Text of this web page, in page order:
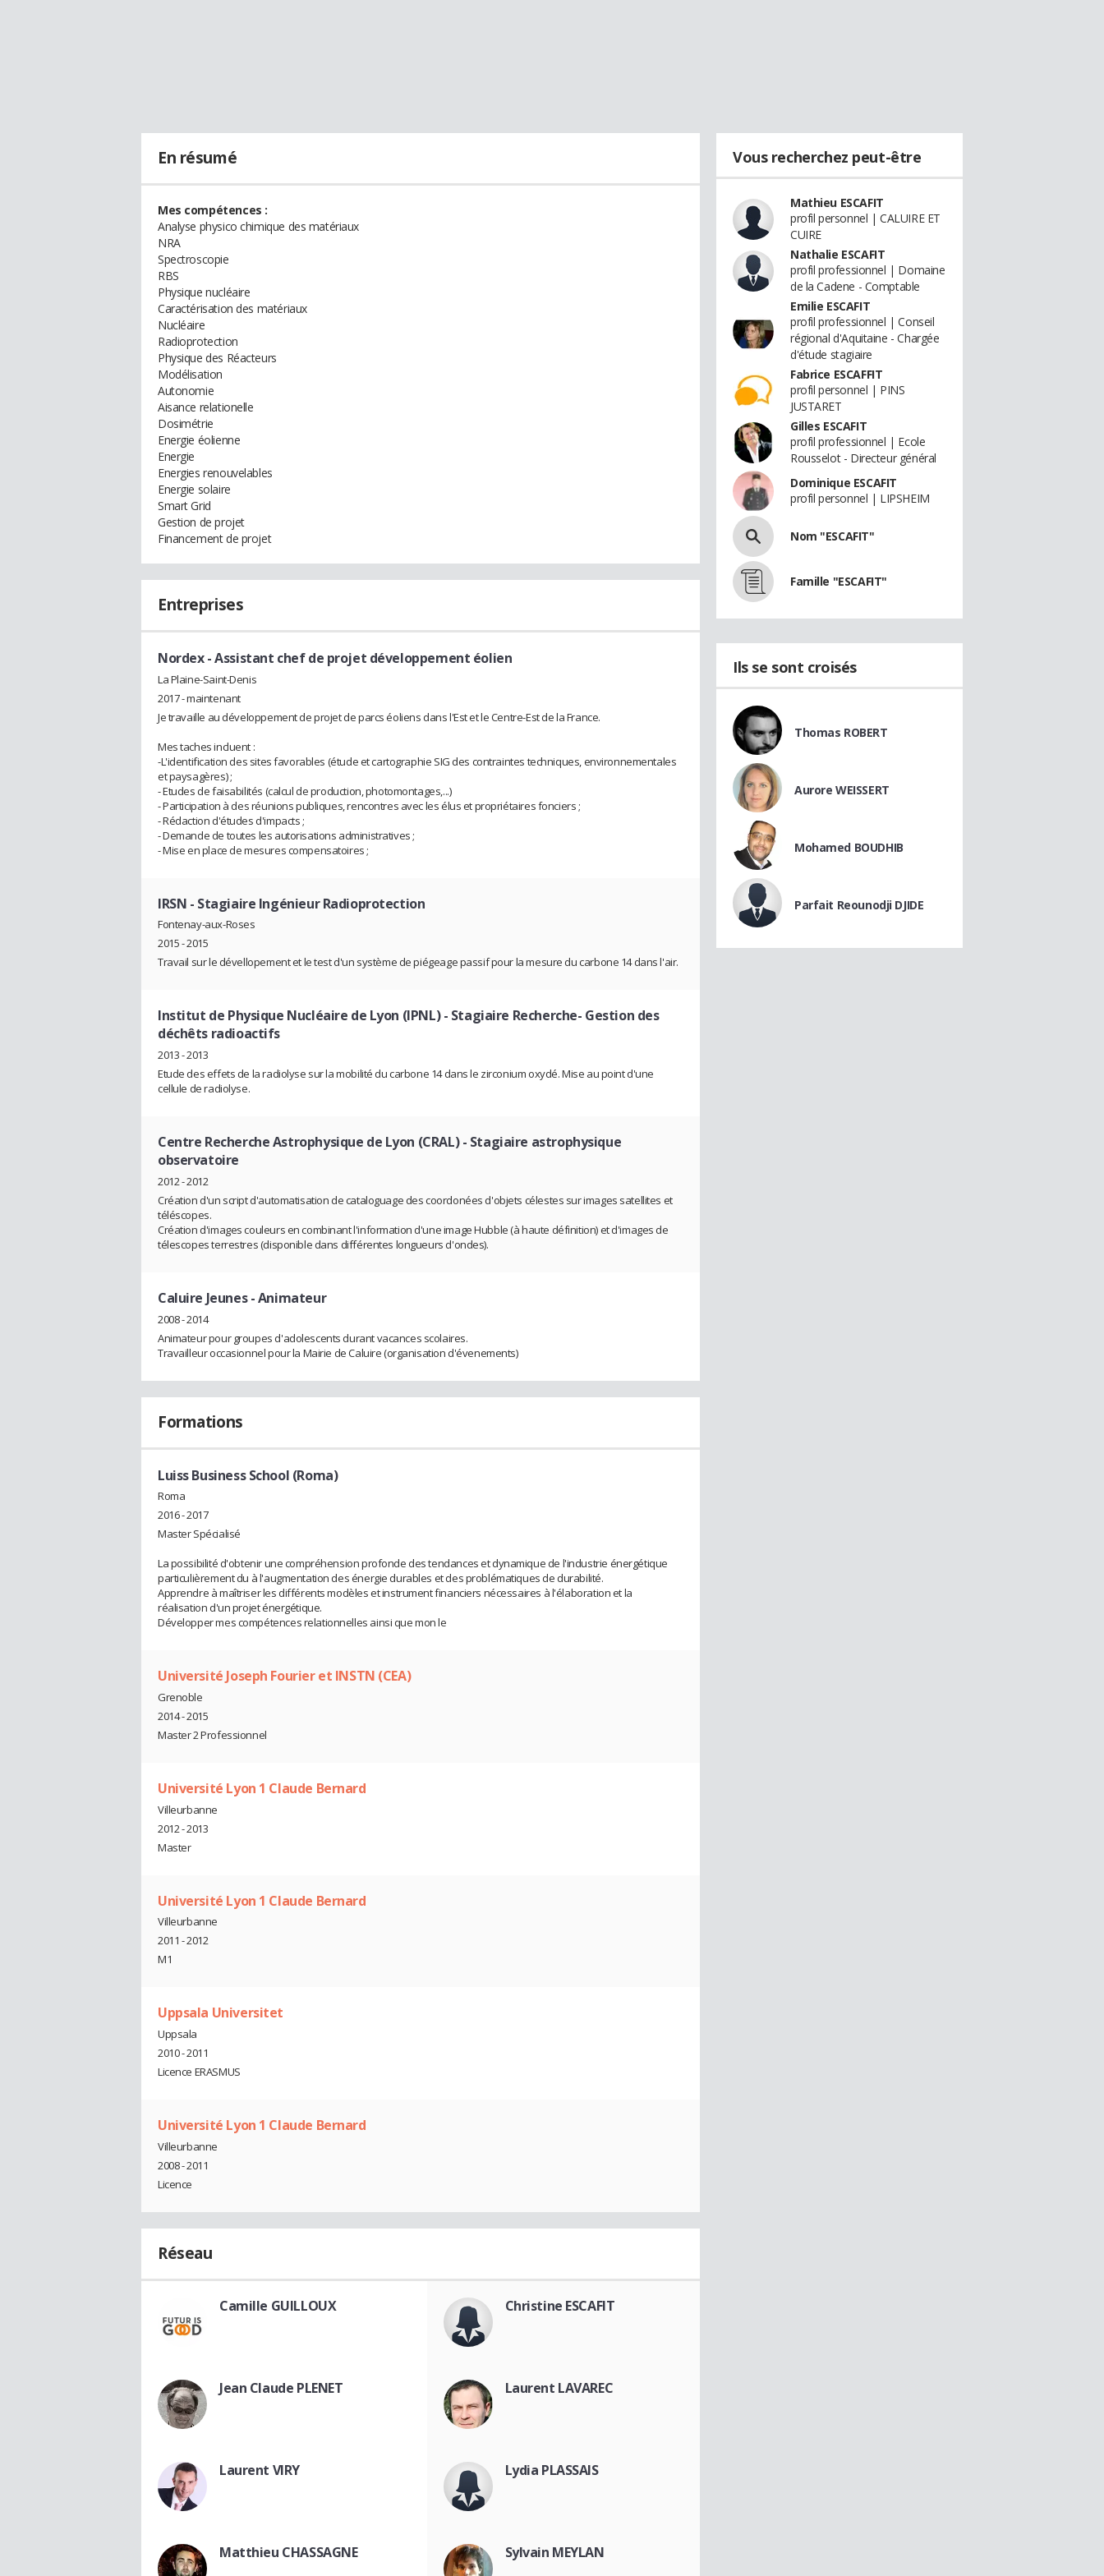
En résumé
Mes compétences :
Analyse physico chimique des matériaux
NRA
Spectroscopie
RBS
Physique nucléaire
Caractérisation des matériaux
Nucléaire
Radioprotection
Physique des Réacteurs
Modélisation
Autonomie
Aisance relationelle
Dosimétrie
Energie éolienne
Energie
Energies renouvelables
Energie solaire
Smart Grid
Gestion de projet
Financement de projet
Entreprises
Nordex- Assistant chef de projet développement éolien
La Plaine-Saint-Denis
2017 - maintenant
Je travaille au développement de projet de parcs éoliens dans l'Est et le Centre-Est de la France.
Mes taches incluent :
-L'identification des sites favorables (étude et cartographie SIG des contraintes techniques, environnementales
et paysagères) ;
- Etudes de faisabilités (calcul de production, photomontages,...)
- Participation à des réunions publiques, rencontres avec les élus et propriétaires fonciers ;
- Rédaction d'études d'impacts ;
- Demande de toutes les autorisations administratives ;
- Mise en place de mesures compensatoires ;
IRSN - Stagiaire Ingénieur Radioprotection
Fontenay-aux-Roses
2015 - 2015
Travail sur le dévellopement et le test d'un système de piégeage passif pour la mesure du carbone 14 dans l'air.
Institut de Physique Nucléaire de Lyon (IPNL)- Stagiaire Recherche- Gestion des
déchêts radioactifs
2013 - 2013
Etude des effets de la radiolyse sur la mobilité du carbone 14 dans le zirconium oxydé. Mise au point d'une
cellule de radiolyse.
Centre Recherche Astrophysique de Lyon (CRAL)- Stagiaire astrophysique
observatoire
2012 - 2012
Création d'un script d'automatisation de cataloguage des coordonées d'objets célestes sur images satellites et
téléscopes.
Création d'images couleurs en combinant l'information d'une image Hubble (à haute définition) et d'images de
télescopes terrestres (disponible dans différentes longueurs d'ondes).
Caluire Jeunes- Animateur
2008 - 2014
Animateur pour groupes d'adolescents durant vacances scolaires.
Travailleur occasionnel pour la Mairie de Caluire (organisation d'évenements)
Formations
Luiss Business School (Roma)
Roma
2016 - 2017
Master Spécialisé
La possibilité d'obtenir une compréhension profonde des tendances et dynamique de l'industrie énergétique
particulièrement du à l'augmentation des énergie durables et des problématiques de durabilité.
Apprendre à maîtriser les différents modèles et instrument financiers nécessaires à l'élaboration et la
réalisation d'un projet énergétique.
Développer mes compétences relationnelles ainsi que mon le
Université Joseph Fourier et INSTN (CEA)
Grenoble
2014 - 2015
Master 2 Professionnel
Université Lyon 1 Claude Bernard
Villeurbanne
2012 - 2013
Master
Université Lyon 1 Claude Bernard
Villeurbanne
2011 - 2012
M1
Uppsala Universitet
Uppsala
2010 - 2011
Licence ERASMUS
Université Lyon 1 Claude Bernard
Villeurbanne
2008 - 2011
Licence
Réseau
Camille GUILLOUX Christine ESCAFIT
Jean Claude PLENET Laurent LAVAREC
Laurent VIRY Lydia PLASSAIS
Matthieu CHASSAGNE Sylvain MEYLAN
Vous recherchez peut-être
Mathieu ESCAFIT
profil personnel | CALUIRE ET
CUIRE
Nathalie ESCAFIT
profil professionnel | Domaine
de la Cadene - Comptable
Emilie ESCAFIT
profil professionnel | Conseil
régional d'Aquitaine - Chargée
d'étude stagiaire
Fabrice ESCAFFIT
profil personnel | PINS
JUSTARET
Gilles ESCAFIT
profil professionnel | Ecole
Rousselot - Directeur général
Dominique ESCAFIT
profil personnel | LIPSHEIM
Nom "ESCAFIT"
Famille "ESCAFIT"
Ils se sont croisés
Thomas ROBERT
Aurore WEISSERT
Mohamed BOUDHIB
Parfait Reounodji DJIDE